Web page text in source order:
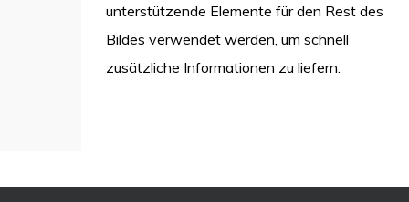
unterstützende Elemente für den Rest des
Bildes verwendet werden, um schnell
zusätzliche Informationen zu liefern.